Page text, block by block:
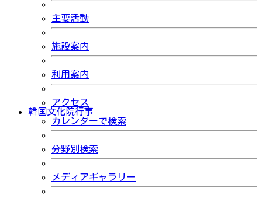
主要活動
施設案内
利用案内
アクセス
韓国文化院行事
カレンダーで検索
分野別検索
メディアギャラリー